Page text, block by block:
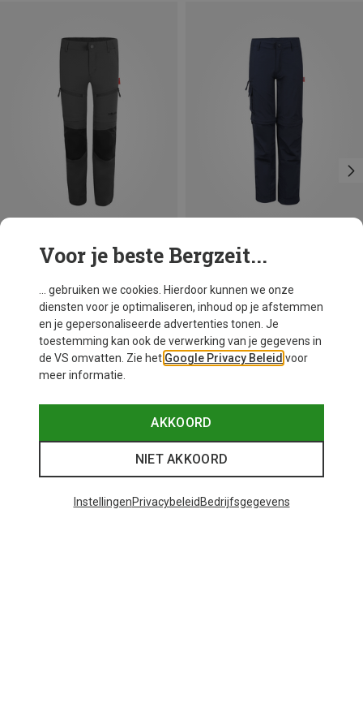
Maten
Kinderen Nordfjord Afritsbroek
Voor je beste Bergzeit...
... gebruiken we cookies. Hierdoor kunnen we onze
diensten voor je optimaliseren, inhoud op je afstemmen
en je gepersonaliseerde advertenties tonen. Je
toestemming kan ook de verwerking van je gegevens in
de VS omvatten. Zie het Google Privacy Beleid voor
meer informatie.
AKKOORD
NIET AKKOORD
InstellingenPrivacybeleid Bedrijfsgegevens